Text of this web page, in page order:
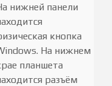
нижней панели
кнопка
На нижнем
планшета
разъём